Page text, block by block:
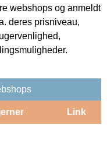
webshops og anmeldt
deres prisniveau,
Link